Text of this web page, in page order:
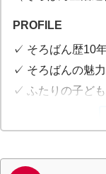
PROFILE
✓ そろばん歴10
✓ そろばんの魅
✓ ふたりの子ど